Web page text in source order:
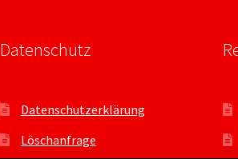
Datenschutz
Datenschutzerklärung
Löschanfrage